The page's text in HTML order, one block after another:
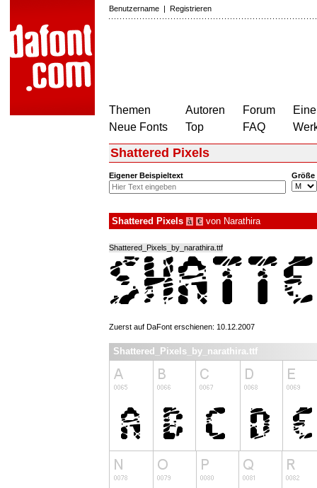
Benutzername | Registrieren
Themen
Neue Fonts
Autoren
Top
Forum
FAQ
Shattered Pixels
Eigener Beispieltext Größe
Shattered Pixels à € von Narathira
Shattered_Pixels_by_narathira.ttf
Zuerst auf DaFont erschienen: 10.12.2007
Shattered_Pixels_by_narathira.ttf